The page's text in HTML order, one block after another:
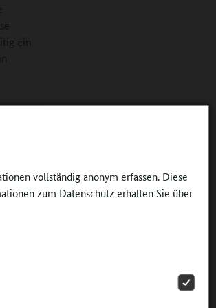
vollständig anonym erfassen. Diese
zum Datenschutz erhalten Sie über
ein